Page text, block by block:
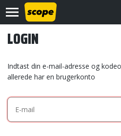
LOGIN
Indtast din e-mail-adresse og
allerede har en brugerkonto